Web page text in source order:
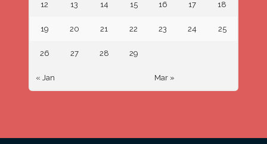
« Jan Mar »
12 13 14 15 16 17 18
19 20 21 22 23 24 25
26 27 28 29